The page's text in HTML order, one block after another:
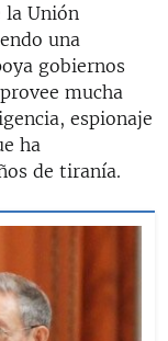
la Unión
una
gobiernos
mucha
espionaje
ha
de tiranía.